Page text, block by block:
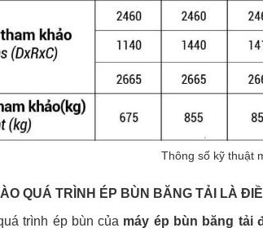
Thông số kỹ thuật
QUÁ TRÌNH ÉP BÙN BĂNG TẢI LÀ
trình ép bùn của máy ép bùn băng tải